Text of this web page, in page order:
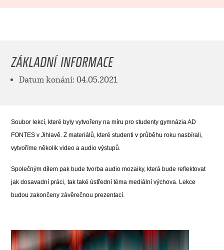
ZÁKLADNÍ INFORMACE
Datum konání: 04.05.2021
Soubor lekcí, které byly vytvořeny na míru pro studenty gymnázia AD
FONTES v Jihlavě. Z materiálů, které studenti v průběhu roku nasbírali,
vytvoříme několik video a audio výstupů.
Společným dílem pak bude tvorba audio mozaiky, která bude reflektovat
jak dosavadní práci, tak také ústřední téma mediální výchova. Lekce
budou zakončeny závěrečnou prezentací.